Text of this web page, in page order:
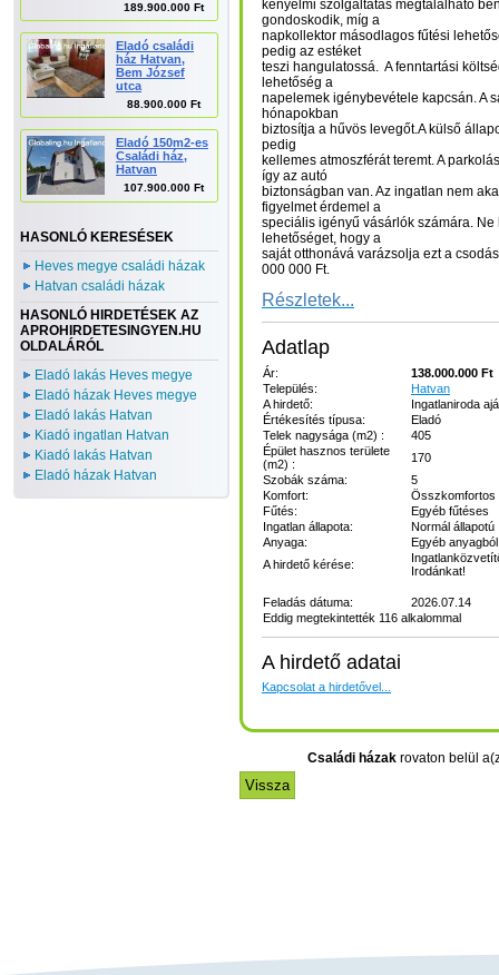
189.900.000 Ft
Eladó családi
ház Hatvan,
Bem József
utca
88.900.000 Ft
Eladó 150m2-es
Családi ház,
Hatvan
107.900.000 Ft
HASONLÓ KERESÉSEK
Heves megye családi házak
Hatvan családi házak
HASONLÓ HIRDETÉSEK AZ
APROHIRDETESINGYEN.HU
OLDALÁRÓL
Eladó lakás Heves megye
Eladó házak Heves megye
Eladó lakás Hatvan
Kiadó ingatlan Hatvan
Kiadó lakás Hatvan
Eladó házak Hatvan
kényelmi szolgáltatás megtalálható
gondoskodik, míg a
napkollektor másodlagos fűtési
pedig az estéket
teszi hangulatossá. A fenntartási
lehetőség a
napelemek igénybevétele kapcsán. A
hónapokban
biztosítja a hűvös levegőt.A külső
pedig
kellemes atmoszférát teremt. A
így az autó
biztonságban van. Az ingatlan nem
figyelmet érdemel a
speciális igényű vásárlók számára. Ne
lehetőséget, hogy a
saját otthonává varázsolja ezt a
000 000 Ft.
Részletek...
Adatlap
Ár:
138.000.000 Ft
Település:
Hatvan
A hirdető:
Ingatlaniroda
Értékesítés típusa:
Eladó
Telek nagysága (m2) :
405
Épület hasznos területe
(m2) :
170
Szobák száma:
5
Komfort:
Összkomfortos
Fűtés:
Egyéb fűtéses
Ingatlan állapota:
Normál állapotú
Anyaga:
Egyéb
A hirdető kérése:
Irodánkat!
Feladás dátuma:
2026.07.14
Eddig megtekintették 116 alkalommal
A hirdető adatai
Kapcsolat a hirdetővel...
Családi házak rovaton belül